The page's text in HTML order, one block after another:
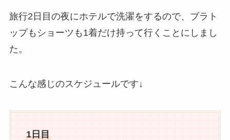
旅行2日目の夜にホテルで洗濯をするので、ブラト
ップもショーツも1着だけ持って行くことにしまし
た。
こんな感じのスケジュールです↓
1日目